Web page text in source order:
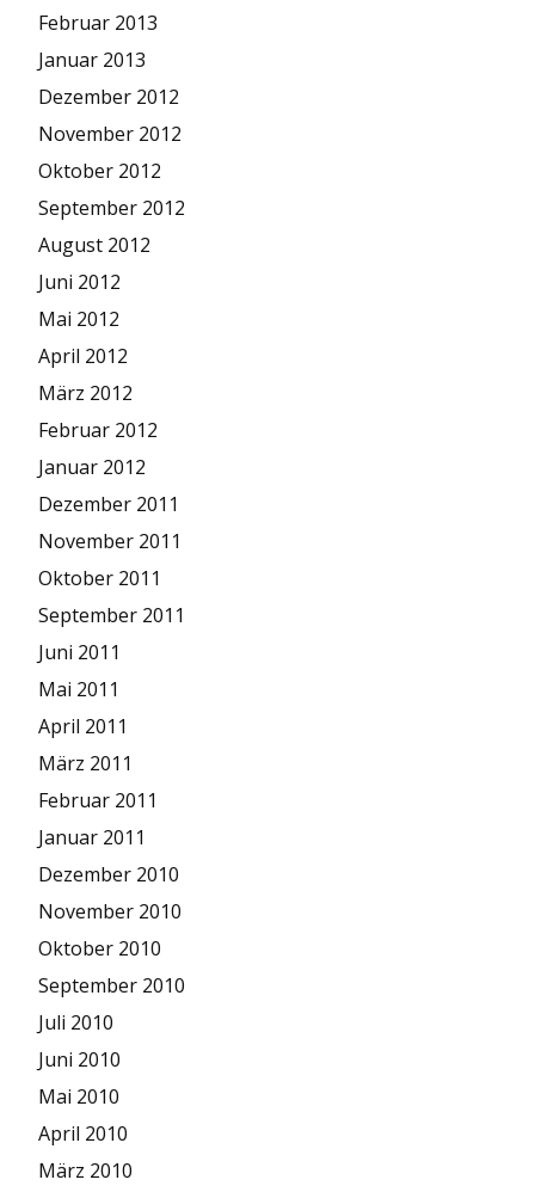
Februar 2013
Januar 2013
Dezember 2012
November 2012
Oktober 2012
September 2012
August 2012
Juni 2012
Mai 2012
April 2012
März 2012
Februar 2012
Januar 2012
Dezember 2011
November 2011
Oktober 2011
September 2011
Juni 2011
Mai 2011
April 2011
März 2011
Februar 2011
Januar 2011
Dezember 2010
November 2010
Oktober 2010
September 2010
Juli 2010
Juni 2010
Mai 2010
April 2010
März 2010